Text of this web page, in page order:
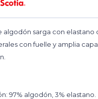
algodón sarga con elastano
con fuelle y amplia
97% algodón, 3% elastano.